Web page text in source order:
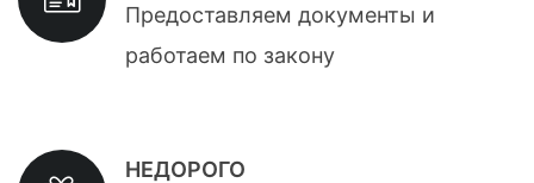
Предоставляем документы и
работаем по закону
НЕДОРОГО